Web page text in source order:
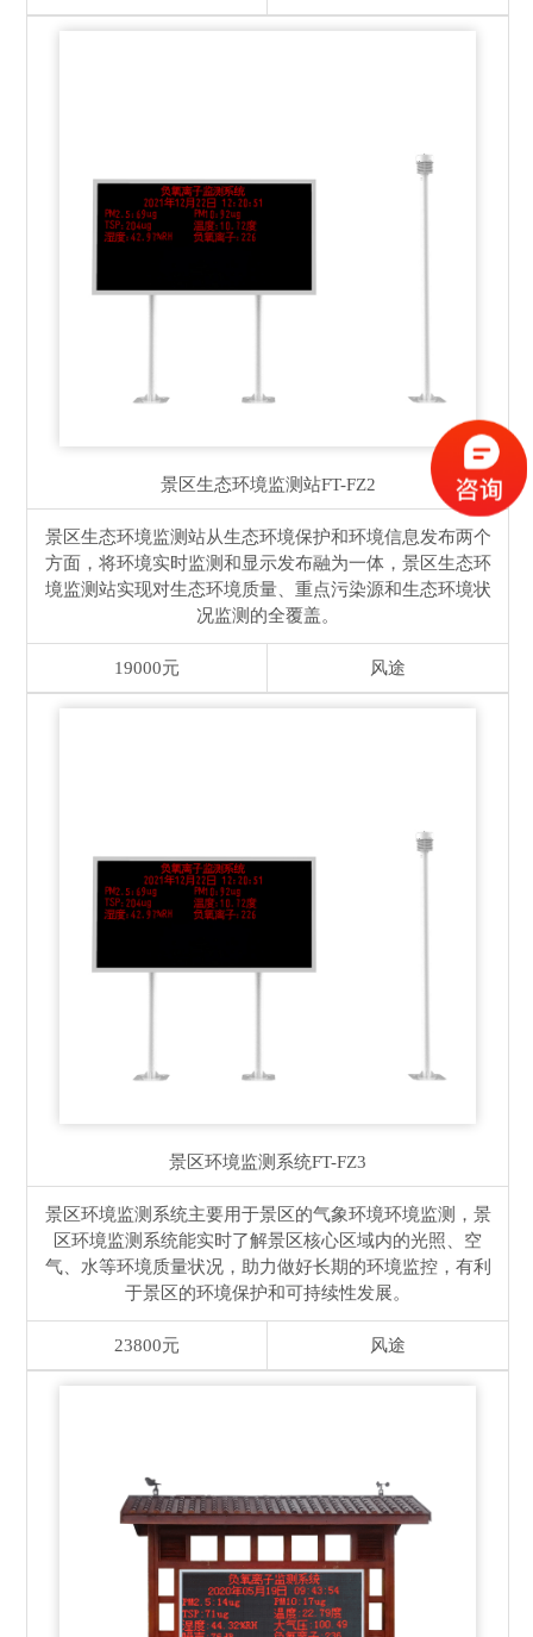
景区生态环境监测站FT-FZ2
景区生态环境监测站从生态环境保护和环境信息发布两个
方面，将环境实时监测和显示发布融为一体，景区生态环
境监测站实现对生态环境质量、重点污染源和生态环境状
况监测的全覆盖。
19000元 风途
景区环境监测系统FT-FZ3
景区环境监测系统主要用于景区的气象环境环境监测，景
区环境监测系统能实时了解景区核心区域内的光照、空
气、水等环境质量状况，助力做好长期的环境监控，有利
于景区的环境保护和可持续性发展。
23800元 风途